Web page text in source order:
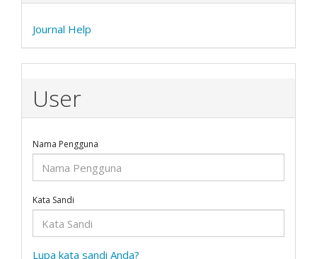
Journal Help
User
Nama Pengguna
Kata Sandi
Lupa kata sandi Anda?